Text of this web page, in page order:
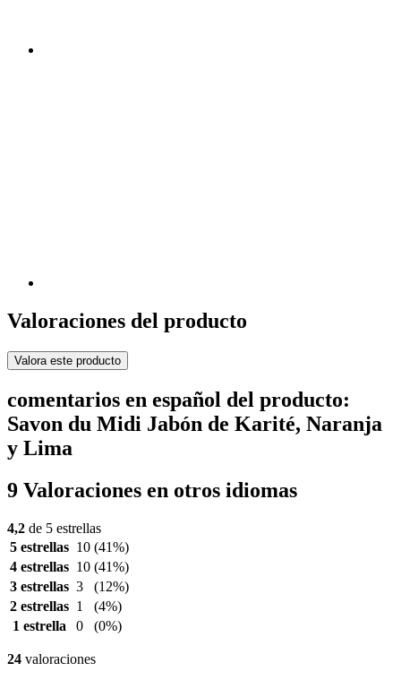
Valoraciones del producto
Valora este producto
comentarios en español del producto:
Savon du Midi Jabón de Karité, Naranja
y Lima
9 Valoraciones en otros idiomas
4,2 de 5 estrellas
5 estrellas 10 (41%)
4 estrellas 10 (41%)
3 estrellas 3
(12%)
2 estrellas 1
(4%)
1 estrella
0 (0%)
24 valoraciones